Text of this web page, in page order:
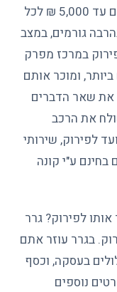
בישראל הוא החל מ- 500 ₪ ובמקסימום עד 5,000 ₪ לכל
גורמים, במצב
במרכז מפרק
ומוכר אותם
את שאר הדברים
את הרכב
לפירוק, שירותי
ע"י קונה
אותו לפירוק? גרר
בגרר עוזר אתם
בעסקה, וכסף
נוספים